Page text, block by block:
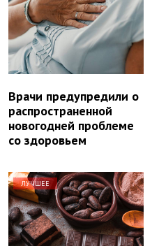
Врачи предупредили о
распространенной
новогодней проблеме
со здоровьем
ЛУЧШЕЕ